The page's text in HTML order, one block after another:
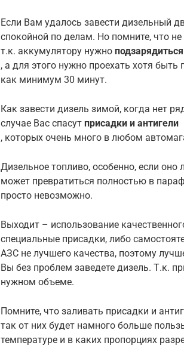
Если Вам удалось завести дизельный
спокойной по делам. Но помните, что
т.к. аккумулятору нужно подзарядиться
, а для этого нужно проехать хотя
как минимум 30 минут.
Как завести дизель зимой, когда нет
случае Вас спасут присадки и антигели
, которых очень много в любом
Дизельное топливо, особенно, если оно
может превратиться полностью в
просто невозможно.
Выходит – использование
специальные присадки, либо
АЗС не лучшего качества, поэтому
Вы без проблем заведете дизель. Т.к.
нужном объеме.
Помните, что заливать присадки и
так от них будет намного больше
температуре и в каких пропорциях